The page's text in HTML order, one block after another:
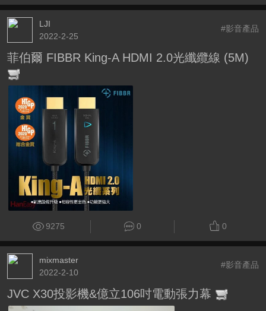
LJI
2022-2-25
#影音產品
菲伯爾 FIBBR King-A HDMI 2.0光纖纜線 (5M)
9275 0 0
mixmaster
2022-2-10
#影音產品
JVC X30投影機&億立106吋電動張力幕